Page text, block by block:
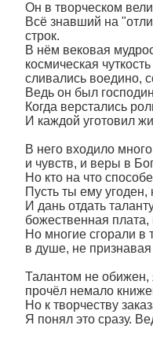
Он в творческом
Всё знавший на
строк.
В нём вековая
космическая
сливались воедино,
Ведь он был
Когда верстались
И каждой уготовил
В него входило
и чувств, и веры в
Но кто на что
Пусть ты ему угоден,
И дань отдать
божественная плата,
Но многие сгорали в
в душе, не
Талантом не обижен,
прочёл немало
Но к творчеству
Я понял это сразу.